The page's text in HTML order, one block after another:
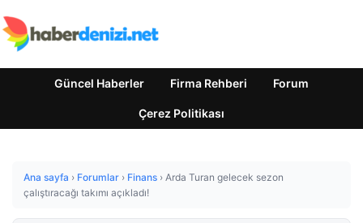
Güncel Haberler Firma Rehberi Forum
Çerez Politikası
Ana sayfa › Forumlar › Finans › Arda Turan gelecek sezon
çalıştıracağı takımı açıkladı!